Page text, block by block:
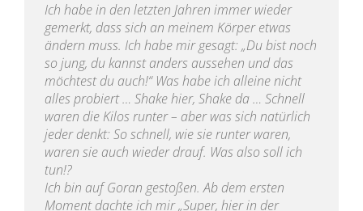
Ich habe in den letzten Jahren immer wieder
gemerkt, dass sich an meinem Körper etwas
ändern muss. Ich habe mir gesagt: „Du bist noch
so jung, du kannst anders aussehen und das
möchtest du auch!“ Was habe ich alleine nicht
alles probiert … Shake hier, Shake da … Schnell
waren die Kilos runter – aber was sich natürlich
jeder denkt: So schnell, wie sie runter waren,
waren sie auch wieder drauf. Was also soll ich
tun!?
Ich bin auf Goran gestoßen. Ab dem ersten
Moment dachte ich mir „Super, hier in der